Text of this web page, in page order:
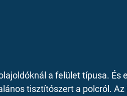
a felület típusa. És
tisztítószert a polcról.